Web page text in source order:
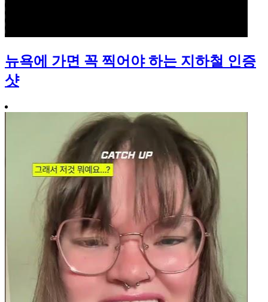
뉴욕에 가면 꼭 찍어야 하는 지하철 인증
샷